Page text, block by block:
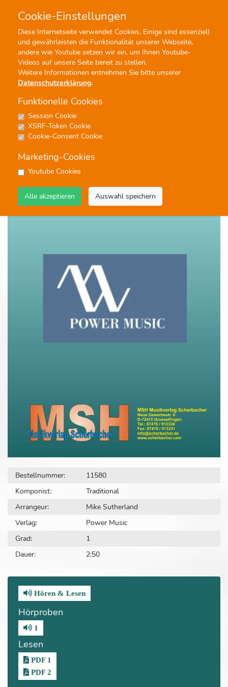
Cookie-Einstellungen
Diese Internetseite verwendet Cookies. Einige sind essenziell
und gewährleisten die Funktionalität unserer Webseite,
andere wie Youtube setzen wir ein, um Ihnen Youtube-
Videos auf unsere Seite bereit zu stellen.
Weitere Informationen entnehmen Sie bitte unserer
Datenschutzerklärung.
Funktionelle Cookies
Session Cookie
XSRF-Token Cookie
Cookie-Consent Cookie
Marketing-Cookies
Youtube Cookies
Alle akzeptieren Auswahl speichern
Menü Profisuche
Noten
The House Of The Rising Sun
Bestellnummer:
11580
Komponist:
Traditional
Arrangeur:
Mike Sutherland
Verlag:
Power Music
Grad:
1
Dauer:
2:50
Hören & Lesen
Hörproben
1
Lesen
PDF 1
PDF 2